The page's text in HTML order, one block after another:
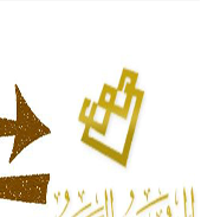
الحكم، الأدلة،
له الفضل بأنه حرر
- هل تعلم أن المرجان